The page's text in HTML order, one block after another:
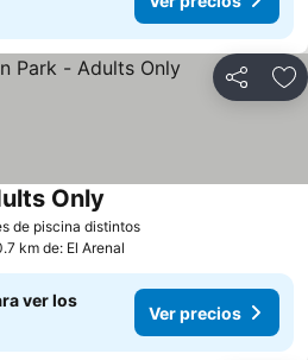
Compartir
de piscina distintosVer precios
Only
km de: El Arenal
ver los
Ver precios